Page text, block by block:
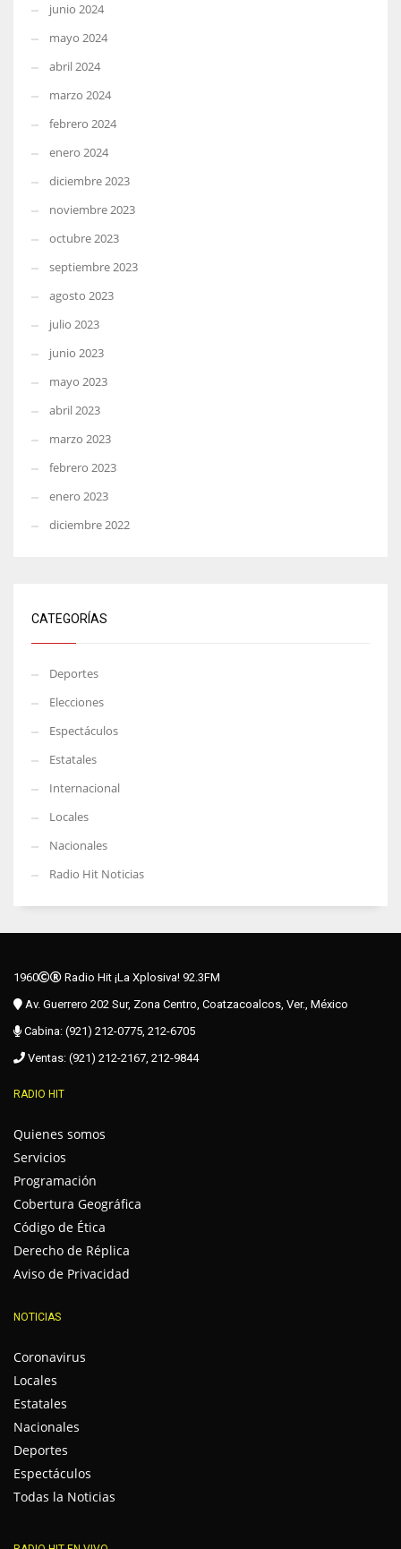
junio 2024
mayo 2024
abril 2024
marzo 2024
febrero 2024
enero 2024
diciembre 2023
noviembre 2023
octubre 2023
septiembre 2023
agosto 2023
julio 2023
junio 2023
mayo 2023
abril 2023
marzo 2023
febrero 2023
enero 2023
diciembre 2022
CATEGORÍAS
Deportes
Elecciones
Espectáculos
Estatales
Internacional
Locales
Nacionales
Radio Hit Noticias
1960
Radio Hit ¡La Xplosiva! 92.3FM
Av. Guerrero 202 Sur, Zona Centro, Coatzacoalcos, Ver., México
Cabina: (921) 212-0775, 212-6705
Ventas: (921) 212-2167, 212-9844
RADIO HIT
Quienes somos
Servicios
Programación
Cobertura Geográfica
Código de Ética
Derecho de Réplica
Aviso de Privacidad
NOTICIAS
Coronavirus
Locales
Estatales
Nacionales
Deportes
Espectáculos
Todas la Noticias